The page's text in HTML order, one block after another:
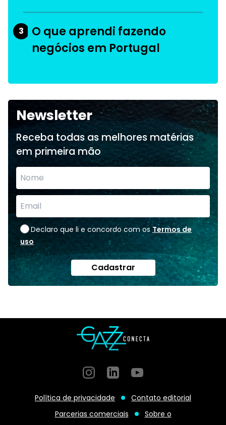
3
O que aprendi fazendo
negócios em Portugal
Newsletter
Receba todas as melhores matérias
em primeira mão
Declaro que li e concordo com os Termos de
uso
Cadastrar
InstagramGitHubGitHub
Política de privacidade
Contato editorial
Parcerias comerciais
Sobre o